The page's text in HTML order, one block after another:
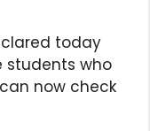
today
students who
now check